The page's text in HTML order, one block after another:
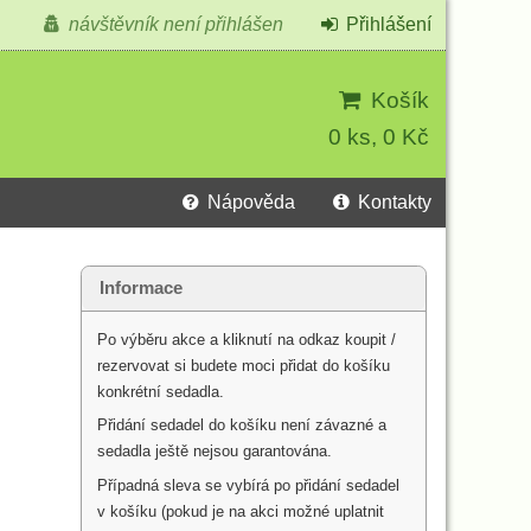
Košík
0 ks, 0 Kč
návštěvník není přihlášen Přihlášení
Nápověda Kontakty
Informace
Po výběru akce a kliknutí na odkaz koupit /
rezervovat si budete moci přidat do košíku
konkrétní sedadla.
Přidání sedadel do košíku není závazné a
sedadla ještě nejsou garantována.
Případná sleva se vybírá po přidání sedadel
v košíku (pokud je na akci možné uplatnit